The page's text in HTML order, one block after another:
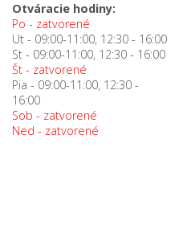
Otváracie hodiny:
Po - zatvorené
Ut - 09:00-11:00, 12:30 - 16:00
St - 09:00-11:00, 12:30 - 16:00
Št - zatvorené
Pia - 09:00-11:00, 12:30 -
16:00
Sob - zatvorené
Ned - zatvorené